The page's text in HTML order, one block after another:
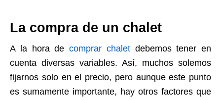
La compra de un chalet
A la hora de comprar chaletdebemos tener en
cuenta diversas variables. Así, muchos solemos
fijarnos solo en el precio, pero aunque este punto
es sumamente importante, hay otros factores que